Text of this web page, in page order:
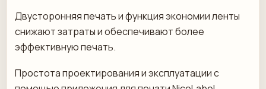
Двусторонняя печать и функция экономии ленты
снижают затраты и обеспечивают более
эффективную печать.
Простота проектирования и эксплуатации с